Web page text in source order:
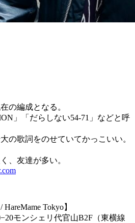
の編成となる。
」「だらしない54-71」などと呼
の歌詞をのせていてかっこいい。
、友達が多い。
/ HareMame Tokyo】
モンシェリ代官山B2F （東横線